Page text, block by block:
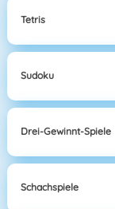
Tetris
Sudoku
Drei-Gewinnt-Spiele
Schachspiele